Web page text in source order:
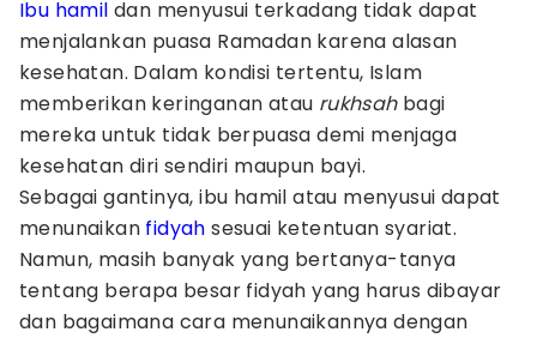
Ibu hamil dan menyusui terkadang tidak dapat
menjalankan puasa Ramadan karena alasan
kesehatan. Dalam kondisi tertentu, Islam
memberikan keringanan atau rukhsahbagi
mereka untuk tidak berpuasa demi menjaga
kesehatan diri sendiri maupun bayi.
Sebagai gantinya, ibu hamil atau menyusui dapat
menunaikan fidyah sesuai ketentuan syariat.
Namun, masih banyak yang bertanya-tanya
tentang berapa besar fidyah yang harus dibayar
dan bagaimana cara menunaikannya dengan